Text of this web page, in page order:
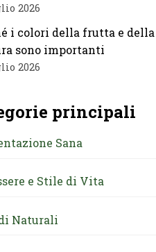
2026
i colori della frutta e della
sono importanti
2026
principali
Sana
e Stile di Vita
Naturali